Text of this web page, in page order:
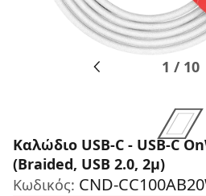
1 / 10
Καλώδιο USB-C - USB-C
(Braided, USB 2.0, 2μ)
Κωδικός: CND-